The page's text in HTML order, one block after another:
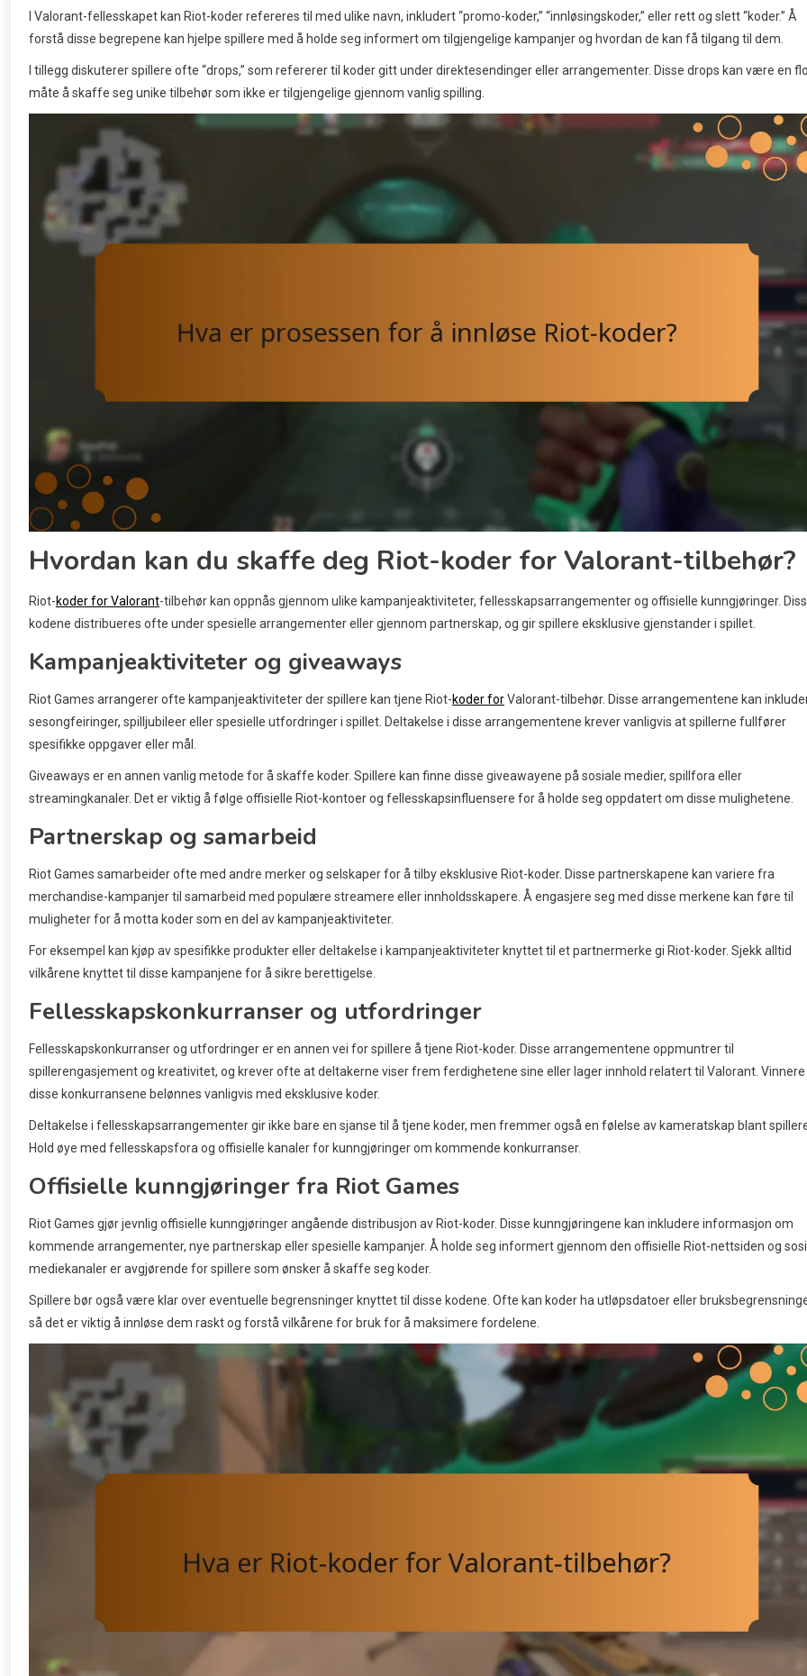
I Valorant-fellesskapet kan Riot-koder refereres til med ulike navn, inkludert “promo-koder,” “innløsingskoder,” eller rett og slett “koder.” Å
forstå disse begrepene kan hjelpe spillere med å holde seg informert om tilgjengelige kampanjer og hvordan de kan få tilgang til dem.
I tillegg diskuterer spillere ofte “drops,” som refererer til koder gitt under direktesendinger eller arrangementer. Disse drops kan være en
måte å skaffe seg unike tilbehør som ikke er tilgjengelige gjennom vanlig spilling.
Hvordan kan du skaffe deg Riot-koder for Valorant-tilbehør?
Riot-koder for Valorant-tilbehør kan oppnås gjennom ulike kampanjeaktiviteter, fellesskapsarrangementer og offisielle kunngjøringer.
kodene distribueres ofte under spesielle arrangementer eller gjennom partnerskap, og gir spillere eksklusive gjenstander i spillet.
Kampanjeaktiviteter og giveaways
Riot Games arrangerer ofte kampanjeaktiviteter der spillere kan tjene Riot-koder forValorant-tilbehør. Disse arrangementene kan
sesongfeiringer, spilljubileer eller spesielle utfordringer i spillet. Deltakelse i disse arrangementene krever vanligvis at spillerne fullfører
spesifikke oppgaver eller mål.
Giveaways er en annen vanlig metode for å skaffe koder. Spillere kan finne disse giveawayene på sosiale medier, spillfora eller
streamingkanaler. Det er viktig å følge offisielle Riot-kontoer og fellesskapsinfluensere for å holde seg oppdatert om disse mulighetene.
Partnerskap og samarbeid
Riot Games samarbeider ofte med andre merker og selskaper for å tilby eksklusive Riot-koder. Disse partnerskapene kan variere fra
merchandise-kampanjer til samarbeid med populære streamere eller innholdsskapere. Å engasjere seg med disse merkene kan føre til
muligheter for å motta koder som en del av kampanjeaktiviteter.
For eksempel kan kjøp av spesifikke produkter eller deltakelse i kampanjeaktiviteter knyttet til et partnermerke gi Riot-koder. Sjekk alltid
vilkårene knyttet til disse kampanjene for å sikre berettigelse.
Fellesskapskonkurranser og utfordringer
Fellesskapskonkurranser og utfordringer er en annen vei for spillere å tjene Riot-koder. Disse arrangementene oppmuntrer til
spillerengasjement og kreativitet, og krever ofte at deltakerne viser frem ferdighetene sine eller lager innhold relatert til Valorant. Vinnere
disse konkurransene belønnes vanligvis med eksklusive koder.
Deltakelse i fellesskapsarrangementer gir ikke bare en sjanse til å tjene koder, men fremmer også en følelse av kameratskap blant
Hold øye med fellesskapsfora og offisielle kanaler for kunngjøringer om kommende konkurranser.
Offisielle kunngjøringer fra Riot Games
Riot Games gjør jevnlig offisielle kunngjøringer angående distribusjon av Riot-koder. Disse kunngjøringene kan inkludere informasjon om
kommende arrangementer, nye partnerskap eller spesielle kampanjer. Å holde seg informert gjennom den offisielle Riot-nettsiden og
mediekanaler er avgjørende for spillere som ønsker å skaffe seg koder.
Spillere bør også være klar over eventuelle begrensninger knyttet til disse kodene. Ofte kan koder ha utløpsdatoer eller
så det er viktig å innløse dem raskt og forstå vilkårene for bruk for å maksimere fordelene.